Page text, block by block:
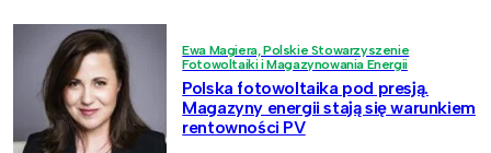
Ewa Magiera, Polskie Stowarzyszenie
Fotowoltaiki i Magazynowania Energii
Polska fotowoltaika pod presją.
Magazyny energii stają się warunkiem
rentowności PV